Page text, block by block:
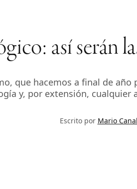
así serán
que hacemos a final de
y, por extensión, cualquier
Escrito por Mario Canal